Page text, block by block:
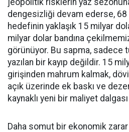
jeopolitik risklerin yaz
dengesizliği devam ederse, 68
hedefinin yaklaşık 15 milyar
milyar dolar bandına
görünüyor. Bu sapma, sadece
yazılan bir kayıp değildir. 15
girişinden mahrum kalmak,
açık üzerinde ek baskı ve
kaynaklı yeni bir maliyet
Daha somut bir ekonomik